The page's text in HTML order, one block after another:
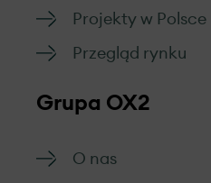
Projekty w Polsce
Przegląd rynku
Grupa OX2
O nas